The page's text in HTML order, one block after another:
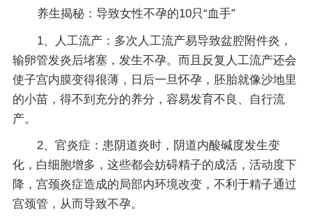
养生揭秘：导致女性不孕的10只“血手”
1、人工流产：多次人工流产易导致盆腔附件炎，
输卵管发炎后堵塞，发生不孕。而且反复人工流产还会
使子宫内膜变得很薄，日后一旦怀孕，胚胎就像沙地里
的小苗，得不到充分的养分，容易发育不良、自行流
产。
2、官炎症：患阴道炎时，阴道内酸碱度发生变
化，白细胞增多，这些都会妨碍精子的成活，活动度下
降，宫颈炎症造成的局部内环境改变，不利于精子通过
宫颈管，从而导致不孕。